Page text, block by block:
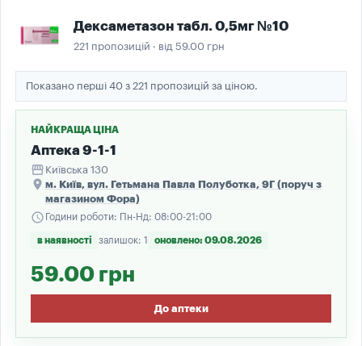
Дексаметазон табл. 0,5мг №10
221 пропозицій · від 59.00 грн
Показано перші 40 з 221 пропозицій за ціною.
НАЙКРАЩА ЦІНА
Аптека 9-1-1
storefront Київська 130
place м. Київ, вул. Гетьмана Павла Полуботка, 9Г (поруч з
магазином Фора)
schedule Години роботи: Пн-Нд: 08:00-21:00
в наявності залишок: 1 оновлено: 09.08.2026
59.00 грн
До аптеки